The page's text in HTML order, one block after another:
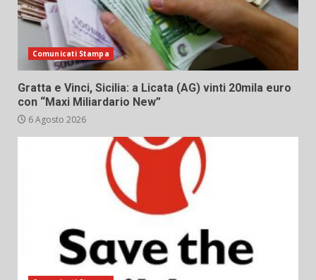
Comunicati Stampa
Gratta e Vinci, Sicilia: a Licata (AG) vinti 20mila euro
con “Maxi Miliardario New”
6 Agosto 2026